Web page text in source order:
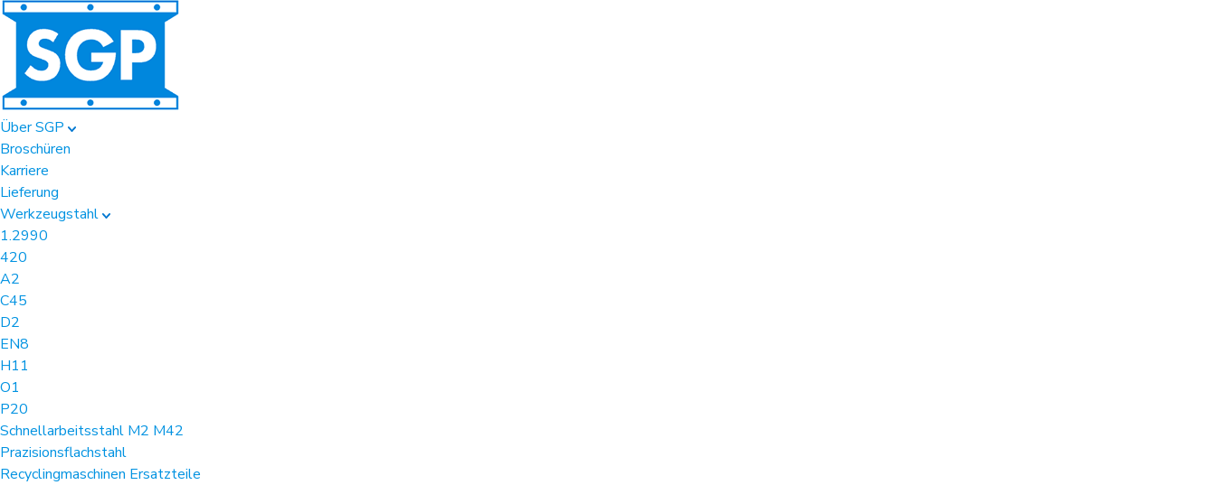
Über SGP
Broschüren
Karriere
Lieferung
Werkzeugstahl
1.2990
420
A2
C45
D2
EN8
H11
O1
P20
Schnellarbeitsstahl M2 M42
Prazisionsflachstahl
Recyclingmaschinen Ersatzteile